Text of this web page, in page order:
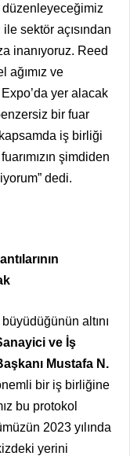
düzenleyeceğimiz
sektör açısından
inanıyoruz. Reed
ağımız ve
yer alacak
bir fuar
iş birliği
şimdiden
dedi.
altını
ve İş
Mustafa N.
bir iş birliğine
bu protokol
2023 yılında
yerini